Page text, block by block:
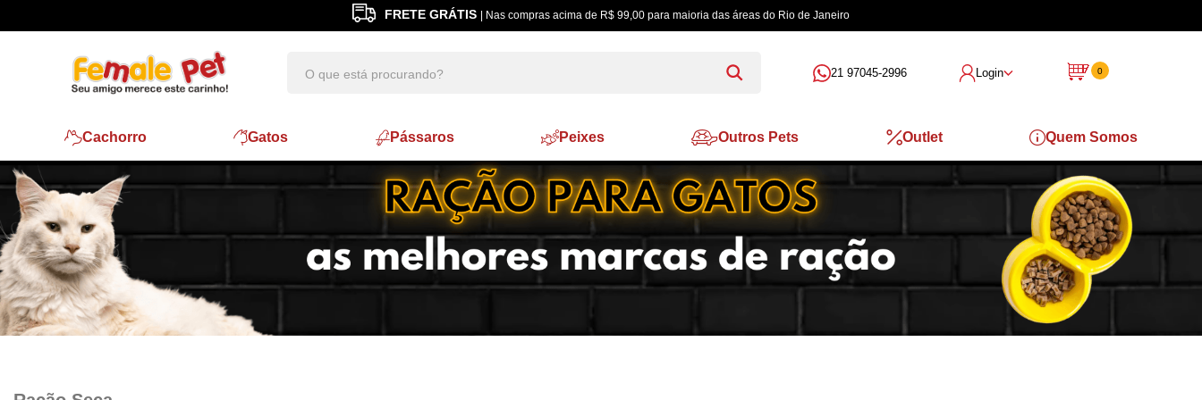
FRETE GRÁTIS | Nas compras acima de R$ 99,00 para maioria das áreas do Rio de Janeiro
21 97045-2996 Login 0
Cachorro Gatos Pássaros Peixes Outros Pets Outlet Quem Somos